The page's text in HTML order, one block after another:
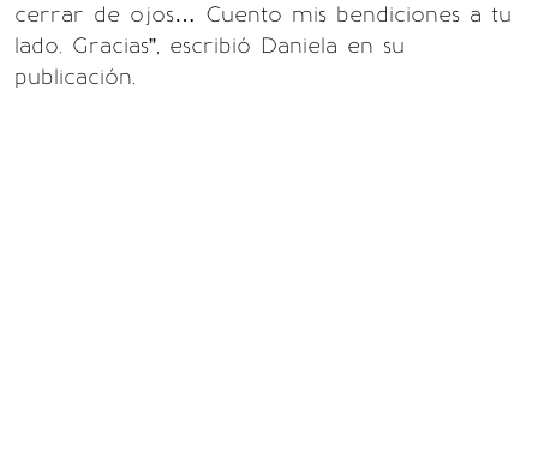
cerrar de ojos… Cuento mis bendiciones a tu
lado. Gracias”, escribió Daniela en su
publicación.